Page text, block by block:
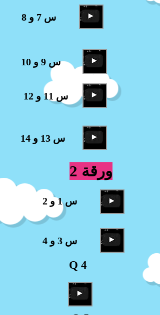
س 7 و 8
س 9 و 10
س 11 و 12
س 13 و 14
ورقة 2
س 1 و 2
س 3 و 4
Q 4